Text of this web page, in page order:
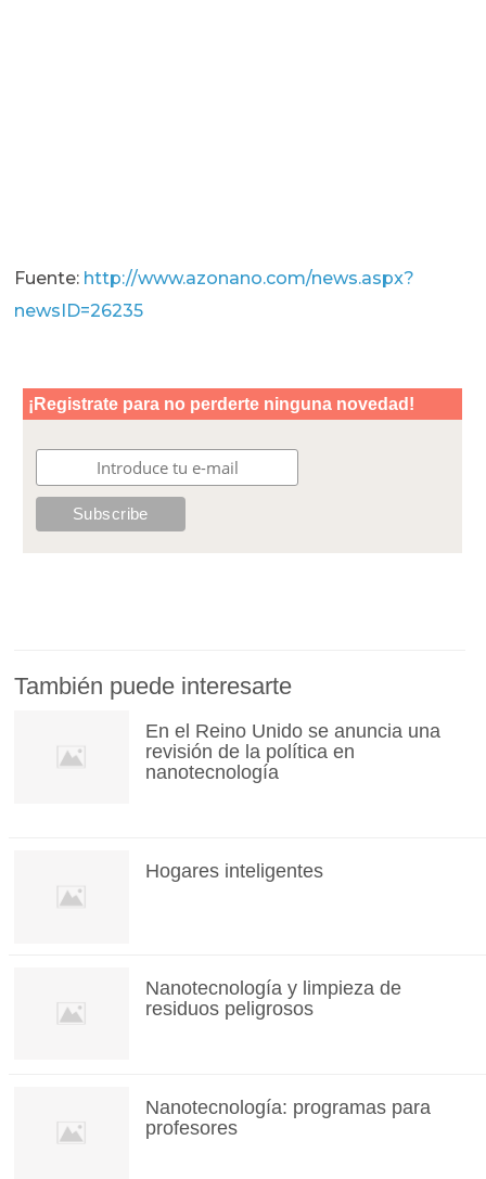
Fuente: http://www.azonano.com/news.aspx?
newsID=26235
También puede interesarte
En el Reino Unido se anuncia una
revisión de la política en
nanotecnología
Hogares inteligentes
Nanotecnología y limpieza de
residuos peligrosos
Nanotecnología: programas para
profesores